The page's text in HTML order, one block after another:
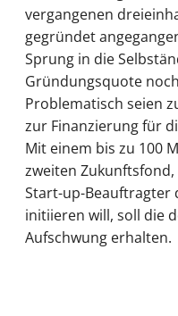
vergangenen
gegründet
Sprung in die
Gründungsquote
Problematisch seien
zur Finanzierung für
Mit einem bis zu 100
zweiten Zukunftsfond,
Start-up-Beauftragter
initiieren will, soll die
Aufschwung erhalten.